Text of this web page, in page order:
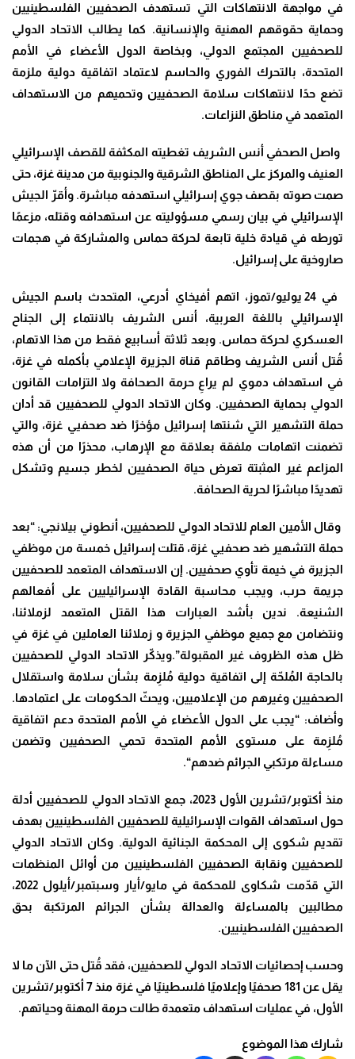
في مواجهة الانتهاكات التي تستهدف الصحفيين الفلسطينيين
وحماية حقوقهم المهنية والإنسانية. كما يطالب الاتحاد الدولي
للصحفيين المجتمع الدولي، وبخاصة الدول الأعضاء في الأمم
المتحدة، بالتحرك الفوري والحاسم لاعتماد اتفاقية دولية ملزمة
تضع حدًا لانتهاكات سلامة الصحفيين وتحميهم من الاستهداف
المتعمد في مناطق النزاعات.
واصل الصحفي أنس الشريف تغطيته المكثفة للقصف الإسرائيلي
العنيف والمركز على المناطق الشرقية والجنوبية من مدينة غزة، حتى
صمت صوته بقصف جوي إسرائيلي استهدفه مباشرة. وأقرّ الجيش
الإسرائيلي في بيان رسمي مسؤوليته عن استهدافه وقتله، مزعمًا
تورطه في قيادة خلية تابعة لحركة حماس والمشاركة في هجمات
صاروخية على إسرائيل.
في 24 يوليو/تموز، اتهم أفيخاي أدرعي، المتحدث باسم الجيش
الإسرائيلي باللغة العربية، أنس الشريف بالانتماء إلى الجناح
العسكري لحركة حماس. وبعد ثلاثة أسابيع فقط من هذا الاتهام،
قُتل أنس الشريف وطاقم قناة الجزيرة الإعلامي بأكمله في غزة،
في استهداف دموي لم يراعِ حرمة الصحافة ولا التزامات القانون
الدولي بحماية الصحفيين. وكان الاتحاد الدولي للصحفيين قد أدان
حملة التشهير التي شنتها إسرائيل مؤخرًا ضد صحفيي غزة، والتي
تضمنت اتهامات ملفقة بعلاقة مع الإرهاب، محذرًا من أن هذه
المزاعم غير المثبتة تعرض حياة الصحفيين لخطر جسيم وتشكل
تهديدًا مباشرًا لحرية الصحافة.
وقال الأمين العام للاتحاد الدولي للصحفيين، أنطوني بيلانجي: “بعد
حملة التشهير ضد صحفيي غزة، قتلت إسرائيل خمسة من موظفي
الجزيرة في خيمة تأوي صحفيين. إن الاستهداف المتعمد للصحفيين
جريمة حرب، ويجب محاسبة القادة الإسرائيليين على أفعالهم
الشنيعة. ندين بأشد العبارات هذا القتل المتعمد لزملائنا،
ونتضامن مع جميع موظفي الجزيرة و زملائنا العاملين في غزة في
ظل هذه الظروف غير المقبولة”.ويذكّر الاتحاد الدولي للصحفيين
بالحاجة المُلحّة إلى اتفاقية دولية مُلزِمة بشأن سلامة واستقلال
الصحفيين وغيرهم من الإعلاميين، ويحثّ الحكومات على اعتمادها.
وأضاف: “يجب على الدول الأعضاء في الأمم المتحدة دعم اتفاقية
مُلزِمة على مستوى الأمم المتحدة تحمي الصحفيين وتضمن
مساءلة مرتكبي الجرائم ضدهم“.
منذ أكتوبر/تشرين الأول 2023، جمع الاتحاد الدولي للصحفيين أدلة
حول استهداف القوات الإسرائيلية للصحفيين الفلسطينيين بهدف
تقديم شكوى إلى المحكمة الجنائية الدولية. وكان الاتحاد الدولي
للصحفيين ونقابة الصحفيين الفلسطينيين من أوائل المنظمات
التي قدّمت شكاوى للمحكمة في مايو/أيار وسبتمبر/أيلول 2022،
مطالبين بالمساءلة والعدالة بشأن الجرائم المرتكبة بحق
الصحفيين الفلسطينيين.
وحسب إحصائيات الاتحاد الدولي للصحفيين، فقد قُتل حتى الآن ما لا
يقل عن 181 صحفيًا وإعلاميًا فلسطينيًا في غزة منذ 7 أكتوبر/تشرين
الأول، في عمليات استهداف متعمدة طالت حرمة المهنة وحياتهم.
شارك هذا الموضوع